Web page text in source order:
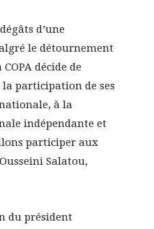
d’une
le détournement
décide de
participation de ses
à la
indépendante et
participer aux
Salatou,
du président